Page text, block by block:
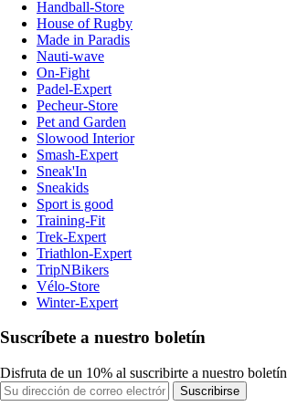
Handball-Store
House of Rugby
Made in Paradis
Nauti-wave
On-Fight
Padel-Expert
Pecheur-Store
Pet and Garden
Slowood Interior
Smash-Expert
Sneak'In
Sneakids
Sport is good
Training-Fit
Trek-Expert
Triathlon-Expert
TripNBikers
Vélo-Store
Winter-Expert
Suscríbete a nuestro boletín
Disfruta de un 10% al suscribirte a nuestro boletín
Suscribirse